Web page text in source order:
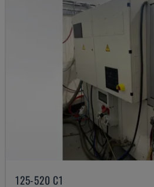
125-520 C1